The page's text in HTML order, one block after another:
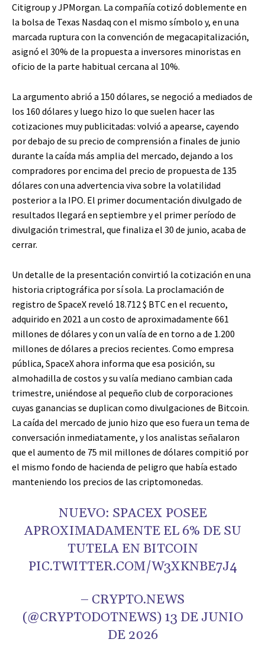
Citigroup y JPMorgan. La compañía cotizó doblemente en
la bolsa de Texas Nasdaq con el mismo símbolo y, en una
marcada ruptura con la convención de megacapitalización,
asignó el 30% de la propuesta a inversores minoristas en
oficio de la parte habitual cercana al 10%.
La argumento abrió a 150 dólares, se negoció a mediados de
los 160 dólares y luego hizo lo que suelen hacer las
cotizaciones muy publicitadas: volvió a apearse, cayendo
por debajo de su precio de comprensión a finales de junio
durante la caída más amplia del mercado, dejando a los
compradores por encima del precio de propuesta de 135
dólares con una advertencia viva sobre la volatilidad
posterior a la IPO. El primer documentación divulgado de
resultados llegará en septiembre y el primer período de
divulgación trimestral, que finaliza el 30 de junio, acaba de
cerrar.
Un detalle de la presentación convirtió la cotización en una
historia criptográfica por sí sola. La proclamación de
registro de SpaceX reveló 18.712$ BTCen el recuento,
adquirido en 2021 a un costo de aproximadamente 661
millones de dólares y con un valía de en torno a de 1.200
millones de dólares a precios recientes. Como empresa
pública, SpaceX ahora informa que esa posición, su
almohadilla de costos y su valía mediano cambian cada
trimestre, uniéndose al pequeño club de corporaciones
cuyas ganancias se duplican como divulgaciones de Bitcoin.
La caída del mercado de junio hizo que eso fuera un tema de
conversación inmediatamente, y los analistas señalaron
que el aumento de 75 mil millones de dólares compitió por
el mismo fondo de hacienda de peligro que había estado
manteniendo los precios de las criptomonedas.
NUEVO: SPACEX POSEE
APROXIMADAMENTE EL 6% DE SU
TUTELA EN BITCOIN
PIC.TWITTER.COM/W3XKNBE7J4
– CRYPTO.NEWS
(@CRYPTODOTNEWS) 13 DE JUNIO
DE 2026